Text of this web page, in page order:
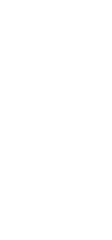
**
**